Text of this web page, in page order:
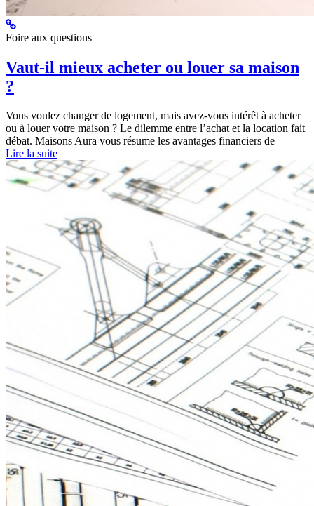
Foire aux questions
Vaut-il mieux acheter ou louer sa maison
?
Vous voulez changer de logement, mais avez-vous intérêt à acheter
ou à louer votre maison ? Le dilemme entre l’achat et la location fait
débat. Maisons Aura vous résume les avantages financiers de
Lire la suite